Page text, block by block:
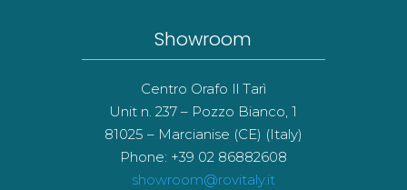
Showroom
Centro Orafo Il Tarì
Unit n. 237 – Pozzo Bianco, 1
81025 – Marcianise (CE) (Italy)
Phone: +39 02 86882608
showroom@rovitaly.it